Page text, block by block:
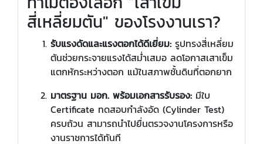
สี่เหลี่ยมตัน" ของโรงงานเรา?
รับแรงดัดและแรงตอกได้ดีเยี่ยม: รูปทรงสี่เหลี่ยม
ตันช่วยกระจายแรงได้สม่ำเสมอ ลดโอกาสเสาเข็ม
แตกหักระหว่างตอก แม้ในสภาพชั้นดินที่ตอกยาก
มาตรฐาน มอก. พร้อมเอกสารรับรอง: มีใบ
Certificate ทดสอบกำลังอัด (Cylinder Test)
ครบถ้วน สามารถนำไปยื่นตรวจงานโครงการหรือ
งานราชการได้ทันที